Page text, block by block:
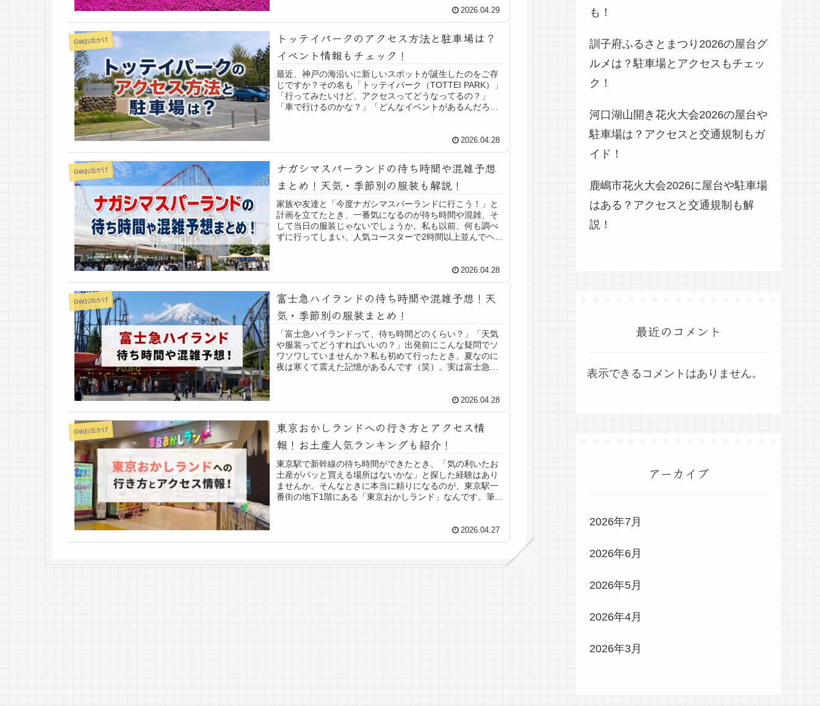
2026.04.29
GWお出かけ
トッテイパークのアクセス方法と駐車場は？
イベント情報もチェック！
最近、神戸の海沿いに新しいスポットが誕生したのをご存
じですか？その名も「トッテイパーク（TOTTEI PARK）」
「行ってみたいけど、アクセスってどうなってるの？」
「車で行けるのかな？」「どんなイベントがあるんだろ
2026.04.28
GWお出かけ
ナガシマスパーランドの待ち時間や混雑予想
まとめ！天気・季節別の服装も解説！
家族や友達と「今度ナガシマスパーランドに行こう！」と
計画を立てたとき、一番気になるのが待ち時間や混雑、そ
して当日の服装じゃないでしょうか。私も以前、何も調べ
ずに行ってしまい、人気コースターで2時間以上並んでヘト
2026.04.28
GWお出かけ
富士急ハイランドの待ち時間や混雑予想！天
気・季節別の服装まとめ！
「富士急ハイランドって、待ち時間どのくらい？」「天気
や服装ってどうすればいいの？」出発前にこんな疑問でソ
ワソワしていませんか？私も初めて行ったとき、夏なのに
夜は寒くて震えた記憶があるんです（笑）。実は富士急ハ
2026.04.28
GWお出かけ
東京おかしランドへの行き方とアクセス情
報！お土産人気ランキングも紹介！
東京駅で新幹線の待ち時間ができたとき、「気の利いたお
土産がパッと買える場所はないかな」と探した経験はあり
ませんか。そんなときに本当に頼りになるのが、東京駅一
番街の地下1階にある「東京おかしランド」なんです。筆者
2026.04.27
も！
訓子府ふるさとまつり2026の屋台グ
ルメは？駐車場とアクセスもチェッ
ク！
河口湖山開き花火大会2026の屋台や
駐車場は？アクセスと交通規制もガ
イド！
鹿嶋市花火大会2026に屋台や駐車場
はある？アクセスと交通規制も解
説！
最近のコメント
表示できるコメントはありません。
アーカイブ
2026年7月
2026年6月
2026年5月
2026年4月
2026年3月